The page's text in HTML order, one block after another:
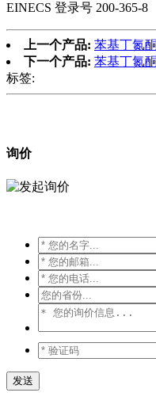
EINECS 登录号 200-365-8
上一个产品: 苯基丁氮酮
下一个产品: 苯基丁氮
标签:
发起
询价